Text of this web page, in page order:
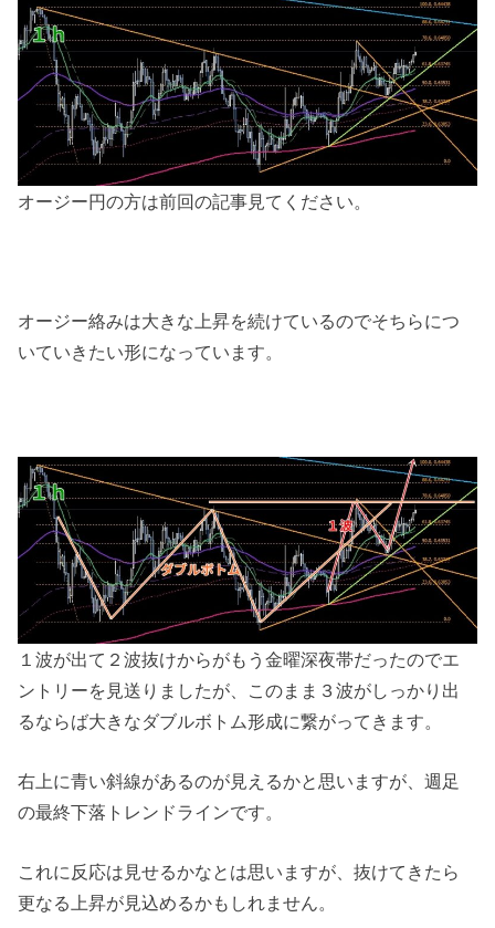
オージー円の方は前回の記事見てください。
オージー絡みは大きな上昇を続けているのでそちらにつ
いていきたい形になっています。
１波が出て２波抜けからがもう金曜深夜帯だったのでエ
ントリーを見送りましたが、このまま３波がしっかり出
るならば大きなダブルボトム形成に繋がってきます。
右上に青い斜線があるのが見えるかと思いますが、週足
の最終下落トレンドラインです。
これに反応は見せるかなとは思いますが、抜けてきたら
更なる上昇が見込めるかもしれません。